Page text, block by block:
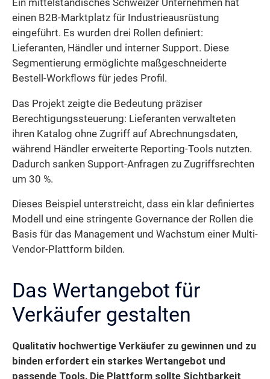
Ein mittelständisches Schweizer Unternehmen hat
einen B2B-Marktplatz für Industrieausrüstung
eingeführt. Es wurden drei Rollen definiert:
Lieferanten, Händler und interner Support. Diese
Segmentierung ermöglichte maßgeschneiderte
Bestell-Workflows für jedes Profil.
Das Projekt zeigte die Bedeutung präziser
Berechtigungssteuerung: Lieferanten verwalteten
ihren Katalog ohne Zugriff auf Abrechnungsdaten,
während Händler erweiterte Reporting-Tools nutzten.
Dadurch sanken Support-Anfragen zu Zugriffsrechten
um 30 %.
Dieses Beispiel unterstreicht, dass ein klar definiertes
Modell und eine stringente Governance der Rollen die
Basis für das Management und Wachstum einer Multi-
Vendor-Plattform bilden.
Das Wertangebot für
Verkäufer gestalten
Qualitativ hochwertige Verkäufer zu gewinnen und zu
binden erfordert ein starkes Wertangebot und
passende Tools. Die Plattform sollte Sichtbarkeit